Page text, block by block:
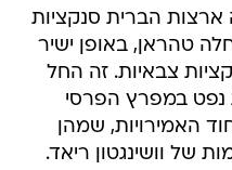
הברית סנקציות
טהראן, באופן ישיר
צבאיות. זה החל
נפט במפרץ הפרסי
האמירויות, שמהן
של וושינגטון ריאד.